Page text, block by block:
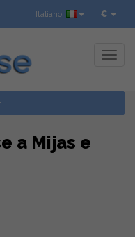
€
Italiano
a Mijas e